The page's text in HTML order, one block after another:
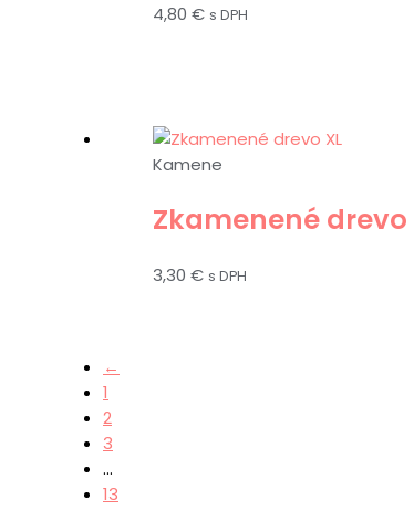
4,80 € s DPH
Kamene
Zkamenené drevo
3,30 € s DPH
←
1
2
3
…
13